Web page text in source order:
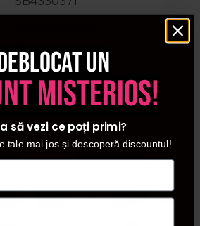
Sibel
frecvent impreuna:
Pret special
un
misterios!
să vezi ce poți primi?
tale mai jos și descoperă discountul!